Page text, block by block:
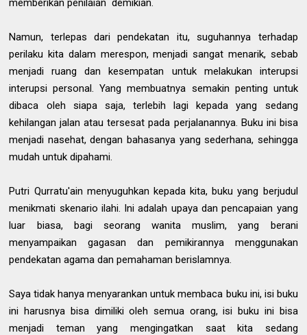
memberikan penilaian demikian.
Namun, terlepas dari pendekatan itu, suguhannya terhadap
perilaku kita dalam merespon, menjadi sangat menarik, sebab
menjadi ruang dan kesempatan untuk melakukan interupsi
interupsi personal. Yang membuatnya semakin penting untuk
dibaca oleh siapa saja, terlebih lagi kepada yang sedang
kehilangan jalan atau tersesat pada perjalanannya. Buku ini bisa
menjadi nasehat, dengan bahasanya yang sederhana, sehingga
mudah untuk dipahami.
Putri Qurratu'ain menyuguhkan kepada kita, buku yang berjudul
menikmati skenario ilahi. Ini adalah upaya dan pencapaian yang
luar biasa, bagi seorang wanita muslim, yang berani
menyampaikan gagasan dan pemikirannya menggunakan
pendekatan agama dan pemahaman berislamnya.
Saya tidak hanya menyarankan untuk membaca buku ini, isi buku
ini harusnya bisa dimiliki oleh semua orang, isi buku ini bisa
menjadi teman yang mengingatkan saat kita sedang